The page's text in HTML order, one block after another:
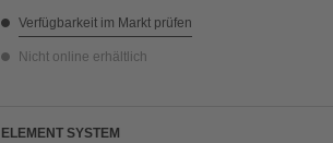
Verfügbarkeit im Markt prüfen
Nicht online erhältlich
ELEMENT SYSTEM